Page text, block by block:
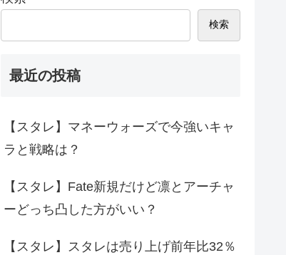
検索
最近の投稿
【スタレ】マネーウォーズで今強いキャ
ラと戦略は？
【スタレ】Fate新規だけど凛とアーチャ
ーどっち凸した方がいい？
【スタレ】スタレは売り上げ前年比32％